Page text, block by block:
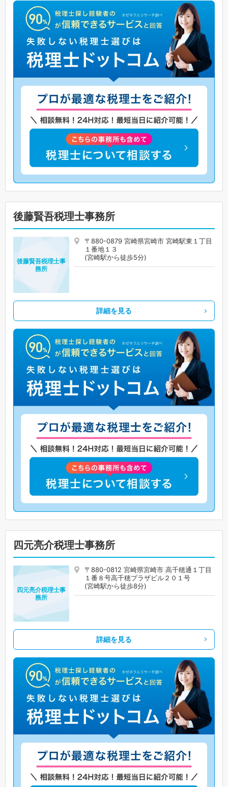
後藤賢吾税理士事務所
〒880-0879 宮崎県宮崎市 宮崎駅東１丁目
１番地１３
(宮崎駅から徒歩5分)
後藤賢吾税理士事
務所
詳細を見る
四元亮介税理士事務所
〒880-0812 宮崎県宮崎市 高千穂通１丁目
１番８号高千穂プラザビル２０１号
(宮崎駅から徒歩8分)
四元亮介税理士事
務所
詳細を見る